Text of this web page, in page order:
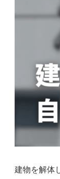
建物を解体